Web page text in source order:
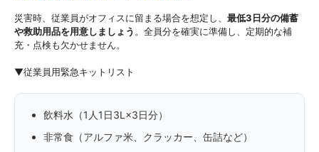
災害時、従業員がオフィスに留まる場合を想定し、 最低3日分の備蓄
や救助用品を用意しましょう 。全員分を確実に準備し、定期的な補
充・点検も欠かせません。
▼従業員用緊急キットリスト
飲料水（1人1日3L×3日分）
非常食（アルファ米、クラッカー、缶詰など）